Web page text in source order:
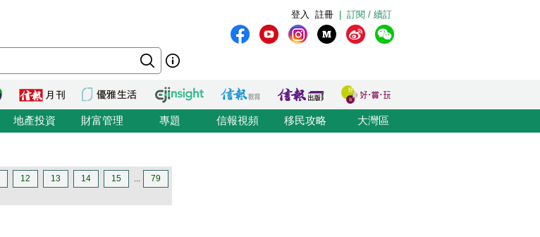
訂閱 / 續訂
註冊
登入
地產投資 財富管理 專題 信報視頻 移民攻略 大灣區
12 13 14 15 ... 79